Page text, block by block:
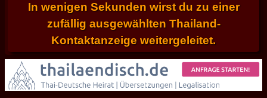
In wenigen Sekunden wirst du zu einer
zufällig ausgewählten Thailand-
Kontaktanzeige weitergeleitet.